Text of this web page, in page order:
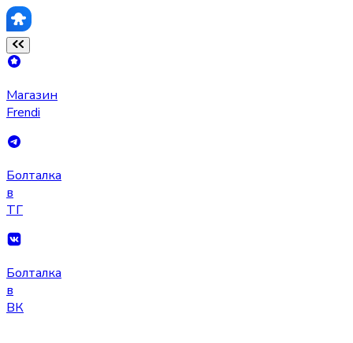
Магазин
Frendi
Болталка
в
ТГ
Болталка
в
ВК